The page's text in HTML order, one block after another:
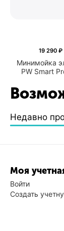
Минимойка
PW Smart
19 290₽
Недавно
Моя
Войти
Создать